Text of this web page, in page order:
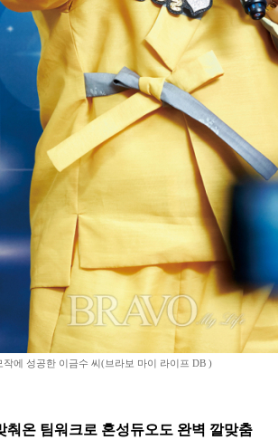
에 성공한 이금수 씨(브라보 마이 라이프 DB )
춰온 팀워크로 혼성듀오도 완벽 깔맞춤